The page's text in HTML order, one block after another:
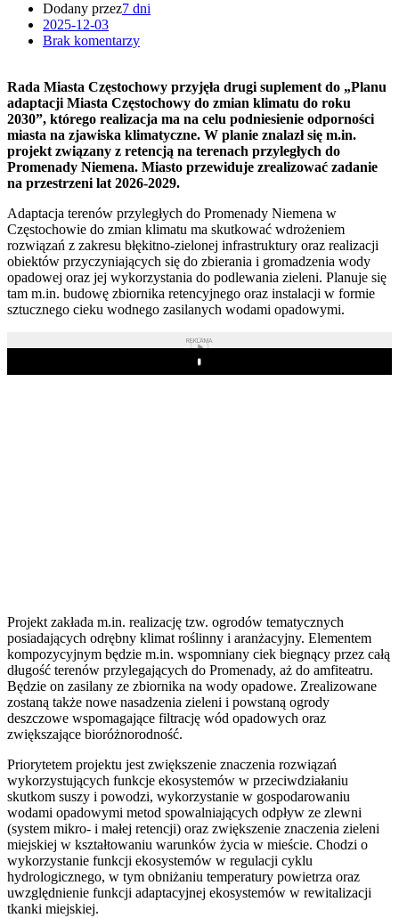
Dodany przez7 dni
2025-12-03
Brak komentarzy
Rada Miasta Częstochowy przyjęła drugi suplement do „Planu
adaptacji Miasta Częstochowy do zmian klimatu do roku
2030”, którego realizacja ma na celu podniesienie odporności
miasta na zjawiska klimatyczne. W planie znalazł się m.in.
projekt związany z retencją na terenach przyległych do
Promenady Niemena. Miasto przewiduje zrealizować zadanie
na przestrzeni lat 2026-2029.
Adaptacja terenów przyległych do Promenady Niemena w
Częstochowie do zmian klimatu ma skutkować wdrożeniem
rozwiązań z zakresu błękitno-zielonej infrastruktury oraz realizacji
obiektów przyczyniających się do zbierania i gromadzenia wody
opadowej oraz jej wykorzystania do podlewania zieleni. Planuje się
tam m.in. budowę zbiornika retencyjnego oraz instalacji w formie
sztucznego cieku wodnego zasilanych wodami opadowymi.
REKLAMA
Play
Projekt zakłada m.in. realizację tzw. ogrodów tematycznych
posiadających odrębny klimat roślinny i aranżacyjny. Elementem
kompozycyjnym będzie m.in. wspomniany ciek biegnący przez całą
długość terenów przylegających do Promenady, aż do amfiteatru.
Będzie on zasilany ze zbiornika na wody opadowe. Zrealizowane
zostaną także nowe nasadzenia zieleni i powstaną ogrody
deszczowe wspomagające filtrację wód opadowych oraz
zwiększające bioróżnorodność.
Priorytetem projektu jest zwiększenie znaczenia rozwiązań
wykorzystujących funkcje ekosystemów w przeciwdziałaniu
skutkom suszy i powodzi, wykorzystanie w gospodarowaniu
wodami opadowymi metod spowalniających odpływ ze zlewni
(system mikro- i małej retencji) oraz zwiększenie znaczenia zieleni
miejskiej w kształtowaniu warunków życia w mieście. Chodzi o
wykorzystanie funkcji ekosystemów w regulacji cyklu
hydrologicznego, w tym obniżaniu temperatury powietrza oraz
uwzględnienie funkcji adaptacyjnej ekosystemów w rewitalizacji
tkanki miejskiej.